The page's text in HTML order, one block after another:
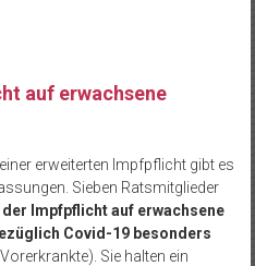
auf erwachsene
erweiterten Impfpflicht gibt es
Sieben Ratsmitglieder
Impfpflicht auf erwachsene
Covid-19 besonders
Sie halten ein